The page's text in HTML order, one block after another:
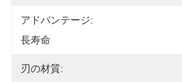
アドバンテージ:
長寿命
刃の材質: